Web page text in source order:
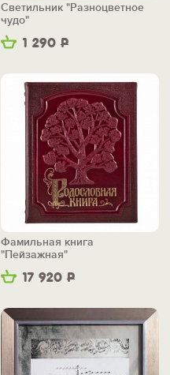
1 290 Р
Светильник "Разноцветное
чудо"
17 920 Р
Фамильная книга
"Пейзажная"